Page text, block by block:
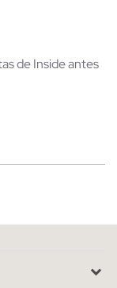
de Inside antes